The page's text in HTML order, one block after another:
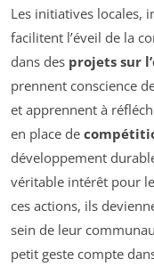
Les initiatives locales,
facilitent l’éveil de la
dans des projets sur
prennent conscience
et apprennent à
en place de
développement
véritable intérêt pour
ces actions, ils
sein de leur
petit geste compte